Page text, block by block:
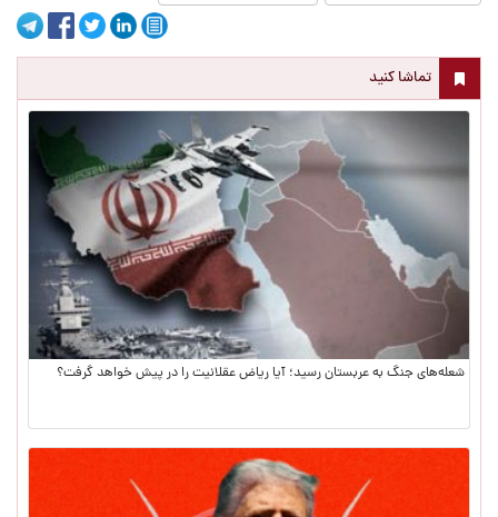
تماشا کنید
شعله‌های جنگ به عربستان رسید؛ آیا ریاض عقلانیت را در پیش خواهد گرفت؟